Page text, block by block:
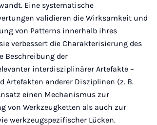
Eine systematische
validieren die Wirksamkeit und
von Patterns innerhalb ihres
verbessert die Charakterisierung des
Beschreibung der
interdisziplinärer Artefakte –
Artefakten anderer Disziplinen (z. B.
einen Mechanismus zur
von Werkzeugketten als auch zur
werkzeugspezifischer Lücken.